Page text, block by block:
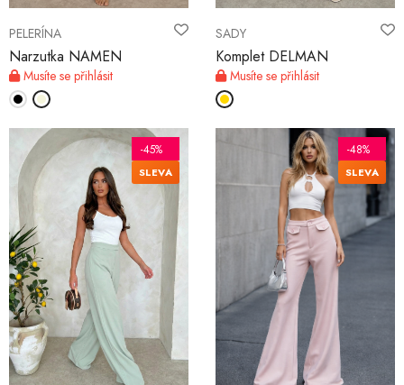
PELERÍNA
Narzutka NAMEN
Musíte se přihlásit
SADY
Komplet DELMAN
Musíte se přihlásit
-45%
SLEVA
-48%
SLEVA